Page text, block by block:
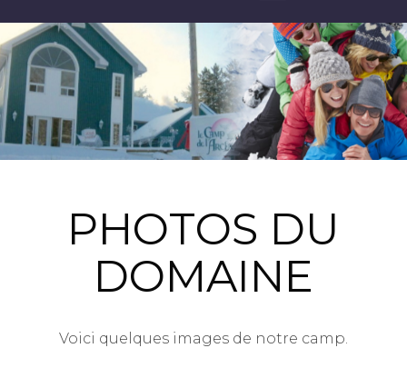
PHOTOS DU
DOMAINE
Voici quelques images de notre camp.